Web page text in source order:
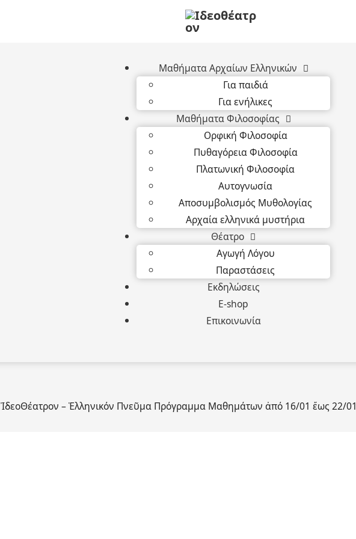
Μαθήματα Αρχαίων Ελληνικών
Για παιδιά
Για ενήλικες
Μαθήματα Φιλοσοφίας
Ορφική Φιλοσοφία
Πυθαγόρεια Φιλοσοφία
Πλατωνική Φιλοσοφία
Αυτογνωσία
Αποσυμβολισμός Μυθολογίας
Αρχαία ελληνικά μυστήρια
Θέατρο
Αγωγή Λόγου
Παραστάσεις
Εκδηλώσεις
E-shop
Επικοινωνία
ἸδεοΘέατρον – Ἑλληνικόν Πνεῦμα Πρόγραμμα Μαθημάτων ἀπό 16/01 ἔως 22/